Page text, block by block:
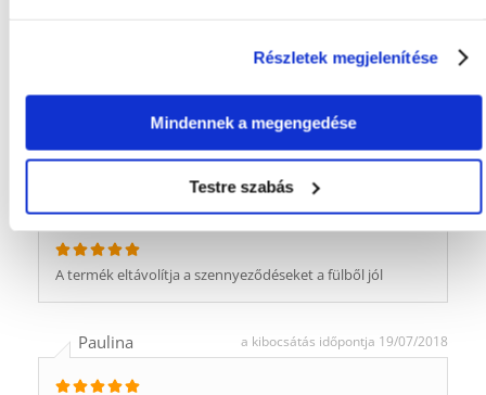
Részletek megjelenítése
Mindennek a megengedése
Testre szabás
Mi még csak most használjuk először, de úgy gondolom,
hogy nincs ellene kifogás, és nem árt, ha időnként
A termék eltávolítja a szennyeződéseket a fülből jól
Paulina a kibocsátás időpontja 19/07/2018